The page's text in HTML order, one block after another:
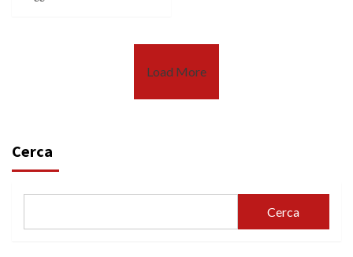
Load More
Cerca
Cerca